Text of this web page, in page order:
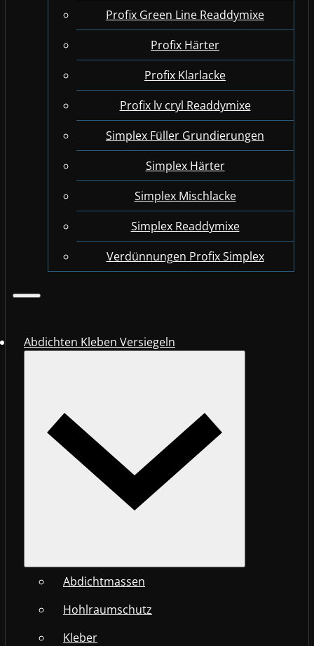
Profix Green Line Readdymixe
Profix Härter
Profix Klarlacke
Profix lv cryl Readdymixe
Simplex Füller Grundierungen
Simplex Härter
Simplex Mischlacke
Simplex Readdymixe
Verdünnungen Profix Simplex
Abdichten Kleben Versiegeln
Abdichtmassen
Hohlraumschutz
Kleber